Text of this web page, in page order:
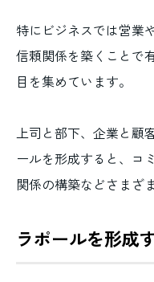
特にビジネスでは営業
信頼関係を築くことで
目を集めています。
上司と部下、企業と顧
ールを形成すると、コ
関係の構築などさまざ
ラポールを形成